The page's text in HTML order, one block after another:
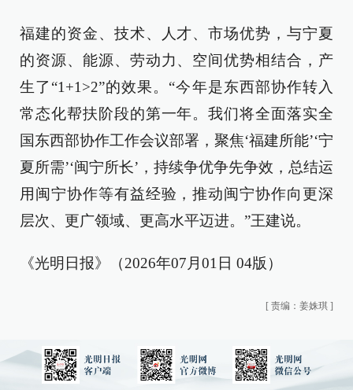
福建的资金、技术、人才、市场优势，与宁夏
的资源、能源、劳动力、空间优势相结合，产
生了“1+1>2”的效果。“今年是东西部协作转入
常态化帮扶阶段的第一年。我们将全面落实全
国东西部协作工作会议部署，聚焦‘福建所能’‘宁
夏所需’‘闽宁所长’，持续争优争先争效，总结运
用闽宁协作等有益经验，推动闽宁协作向更深
层次、更广领域、更高水平迈进。”王建说。
《光明日报》（2026年07月01日 04版）
[ 责编：姜姝琪 ]